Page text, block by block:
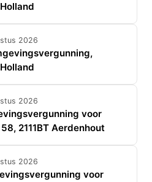
2026
2026
voor
2111BT Aerdenhout
2026
voor